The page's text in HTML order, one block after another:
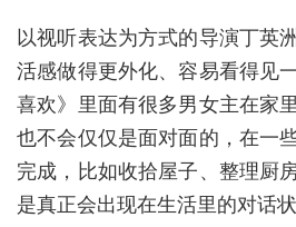
以视听表达为方式的导演丁英
活感做得更外化、容易看得见
喜欢》里面有很多男女主在家
也不会仅仅是面对面的，在一
完成，比如收拾屋子、整理厨
是真正会出现在生活里的对话状